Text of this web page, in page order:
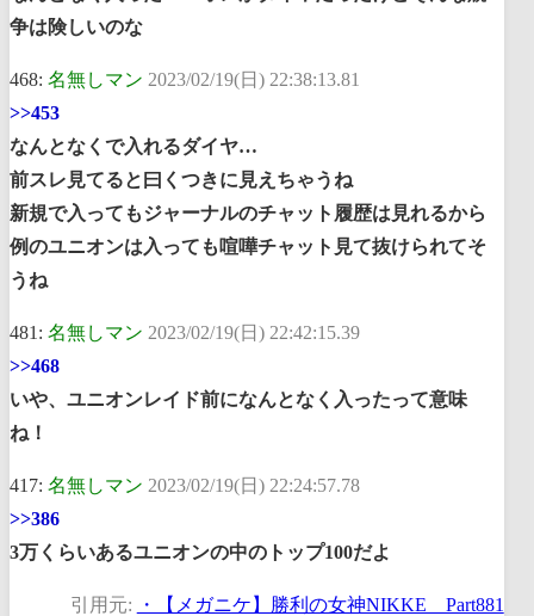
争は険しいのな
468: 名無しマン 2023/02/19(日) 22:38:13.81
>>453
なんとなくで入れるダイヤ…
前スレ見てると曰くつきに見えちゃうね
新規で入ってもジャーナルのチャット履歴は見れるから
例のユニオンは入っても喧嘩チャット見て抜けられてそ
うね
481: 名無しマン 2023/02/19(日) 22:42:15.39
>>468
いや、ユニオンレイド前になんとなく入ったって意味
ね！
417: 名無しマン 2023/02/19(日) 22:24:57.78
>>386
3万くらいあるユニオンの中のトップ100だよ
引用元: ・【メガニケ】勝利の女神NIKKE Part881